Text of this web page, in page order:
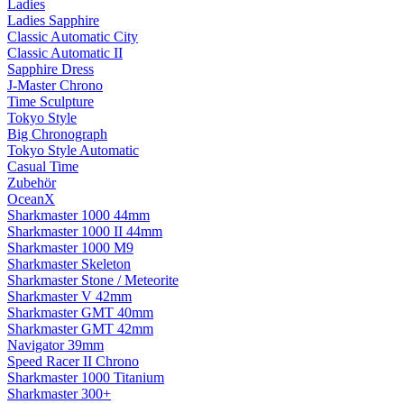
Ladies
Ladies Sapphire
Classic Automatic City
Classic Automatic II
Sapphire Dress
J-Master Chrono
Time Sculpture
Tokyo Style
Big Chronograph
Tokyo Style Automatic
Casual Time
Zubehör
OceanX
Sharkmaster 1000 44mm
Sharkmaster 1000 II 44mm
Sharkmaster 1000 M9
Sharkmaster Skeleton
Sharkmaster Stone / Meteorite
Sharkmaster V 42mm
Sharkmaster GMT 40mm
Sharkmaster GMT 42mm
Navigator 39mm
Speed Racer II Chrono
Sharkmaster 1000 Titanium
Sharkmaster 300+